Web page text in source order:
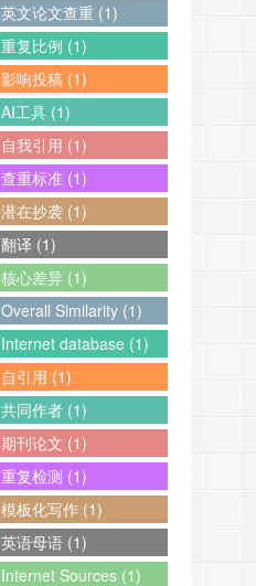
英文论文查重 (1)
重复比例 (1)
影响投稿 (1)
AI工具 (1)
自我引用 (1)
查重标准 (1)
潜在抄袭 (1)
翻译 (1)
核心差异 (1)
Overall Similarity (1)
Internet database (1)
自引用 (1)
共同作者 (1)
期刊论文 (1)
重复检测 (1)
模板化写作 (1)
英语母语 (1)
Internet Sources (1)